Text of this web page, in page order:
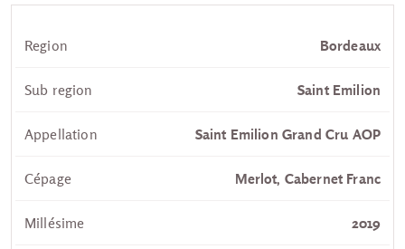
Region Bordeaux
Sub region Saint Emilion
Appellation Saint Emilion Grand Cru AOP
Cépage Merlot, Cabernet Franc
Millésime 2019